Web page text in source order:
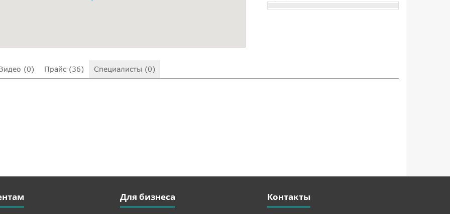
(0) Прайс (36) Специалисты (0)
Для бизнеса Контакты